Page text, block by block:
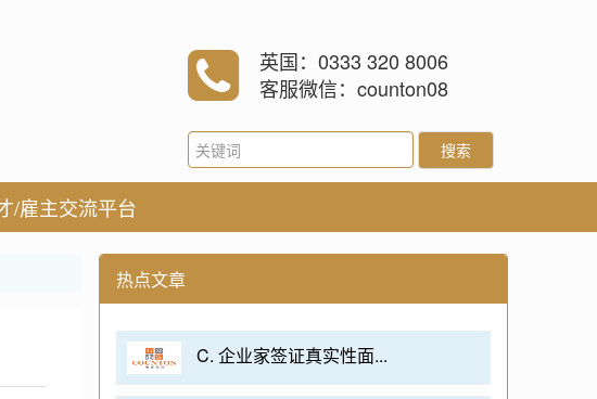
英国：0333 320 8006
客服微信：counton08
搜索
/雇主交流平台
热点文章
C. 企业家签证真实性面...